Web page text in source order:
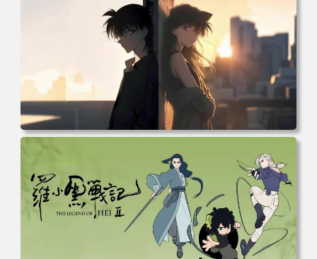
电脑壁纸 柯南和小兰背靠背 夕阳 日落 4K动漫壁纸 电脑桌
面 高清壁纸 壁纸下载 壁纸大全